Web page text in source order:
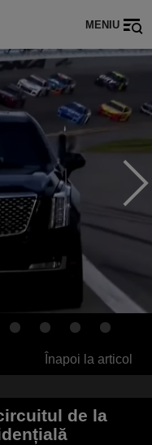
MENIU
Înapoi la articol
de la